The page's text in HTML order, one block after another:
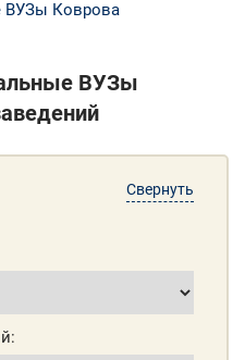
ВУЗы Коврова
ВУЗы
Свернуть